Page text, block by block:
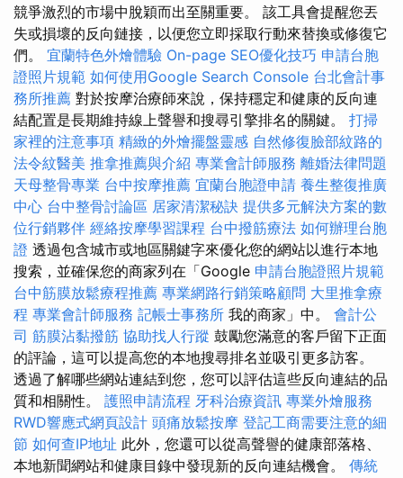
競爭激烈的市場中脫穎而出至關重要。 該工具會提醒您丟
失或損壞的反向鏈接，以便您立即採取行動來替換或修復它
們。 宜蘭特色外燴體驗 On-page SEO優化技巧 申請台胞
證照片規範 如何使用Google Search Console 台北會計事
務所推薦 對於按摩治療師來說，保持穩定和健康的反向連
結配置是長期維持線上聲譽和搜尋引擎排名的關鍵。 打掃
家裡的注意事項 精緻的外燴擺盤靈感 自然修復臉部紋路的
法令紋醫美 推拿推薦與介紹 專業會計師服務 離婚法律問題
天母整骨專業 台中按摩推薦 宜蘭台胞證申請 養生整復推廣
中心 台中整骨討論區 居家清潔秘訣 提供多元解決方案的數
位行銷夥伴 經絡按摩學習課程 台中撥筋療法 如何辦理台胞
證 透過包含城市或地區關鍵字來優化您的網站以進行本地
搜索，並確保您的商家列在「Google 申請台胞證照片規範
台中筋膜放鬆療程推薦 專業網路行銷策略顧問 大里推拿療
程 專業會計師服務 記帳士事務所 我的商家」中。 會計公
司 筋膜沾黏撥筋 協助找人行蹤 鼓勵您滿意的客戶留下正面
的評論，這可以提高您的本地搜尋排名並吸引更多訪客。
透過了解哪些網站連結到您，您可以評估這些反向連結的品
質和相關性。 護照申請流程 牙科治療資訊 專業外燴服務
RWD響應式網頁設計 頭痛放鬆按摩 登記工商需要注意的細
節 如何查IP地址 此外，您還可以從高聲譽的健康部落格、
本地新聞網站和健康目錄中發現新的反向連結機會。 傳統